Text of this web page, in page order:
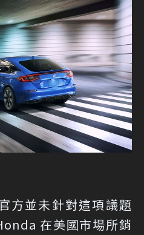
方並未針對這項議題
在美國市場所銷